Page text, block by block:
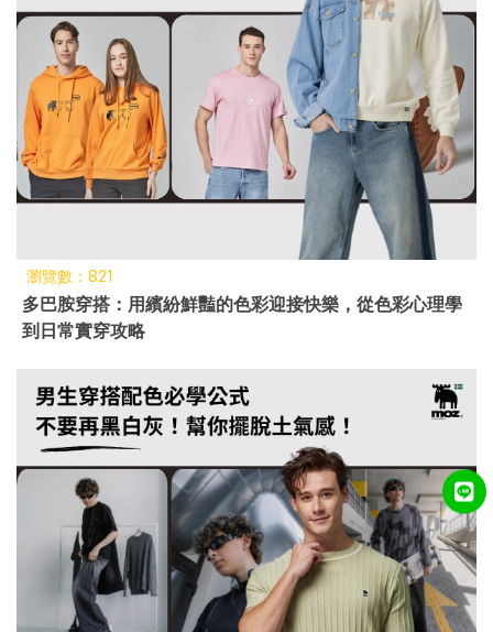
瀏覽數：821
多巴胺穿搭：用繽紛鮮豔的色彩迎接快樂，從色彩心理學
到日常實穿攻略